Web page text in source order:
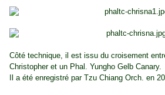
Côté technique, il est issu du croisement
Christopher et un Phal. Yungho Gelb Canary.
Il a été enregistré par Tzu Chiang Orch. en